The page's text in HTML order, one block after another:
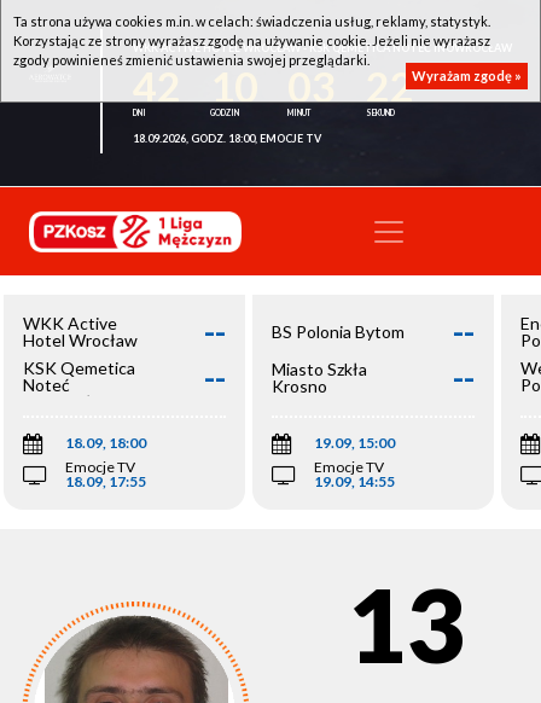
WKK ACTIVE HOTEL WROCŁAW - KSK QEMETICA NOTEĆ INOWROCŁAW
22
18.09.2026, GODZ. 18:00, EMOCJE TV
WKK Active
Hotel Wrocław
--
KSK Qemetica
Noteć
Inowrocław
--
18.09, 18:00
Emocje TV
18.09, 17:55
BS Polonia Bytom --
Miasto Szkła
Krosno
--
19.09, 15:00
Emocje TV
19.09, 14:55
13
Ta strona używa cookies m.in. w celach: świadczenia usług, reklamy, statystyk.
Korzystając ze strony wyrażasz zgodę na używanie cookie. Jeżeli nie wyrażasz
zgody powinieneś zmienić ustawienia swojej przeglądarki.
Wyrażam zgodę »